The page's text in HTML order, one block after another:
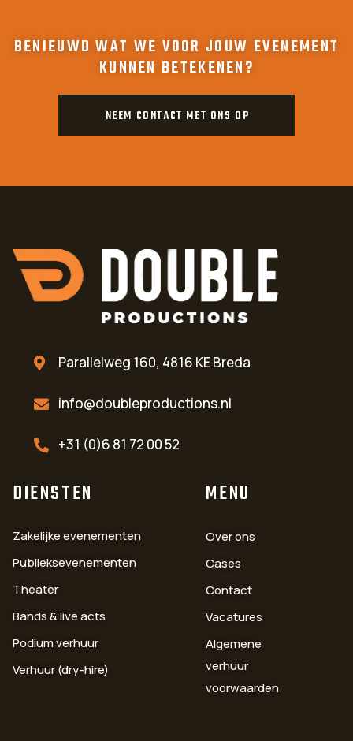
BENIEUWD WAT WE VOOR JOUW EVENEMENT
KUNNEN BETEKENEN?
NEEM CONTACT MET ONS OP
Parallelweg 160, 4816 KE Breda
info@doubleproductions.nl
+31 (0)6 81 72 00 52
DIENSTEN
Zakelijke evenementen
Publieksevenementen
Theater
Bands & live acts
Podium verhuur
Verhuur (dry-hire)
MENU
Over ons
Cases
Contact
Vacatures
Algemene
verhuur
voorwaarden